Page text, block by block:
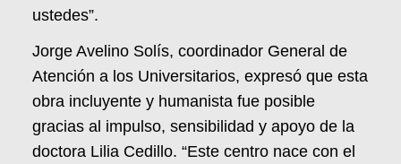
ustedes”.
Jorge Avelino Solís, coordinador General de
Atención a los Universitarios, expresó que esta
obra incluyente y humanista fue posible
gracias al impulso, sensibilidad y apoyo de la
doctora Lilia Cedillo. “Este centro nace con el